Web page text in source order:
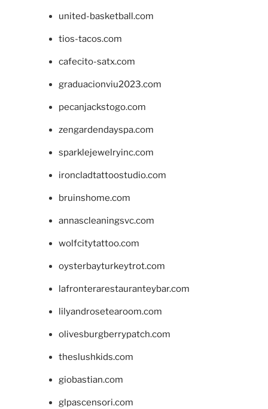
united-basketball.com
tios-tacos.com
cafecito-satx.com
graduacionviu2023.com
pecanjackstogo.com
zengardendayspa.com
sparklejewelryinc.com
ironcladtattoostudio.com
bruinshome.com
annascleaningsvc.com
wolfcitytattoo.com
oysterbayturkeytrot.com
lafronterarestauranteybar.com
lilyandrosetearoom.com
olivesburgberrypatch.com
theslushkids.com
giobastian.com
glpascensori.com